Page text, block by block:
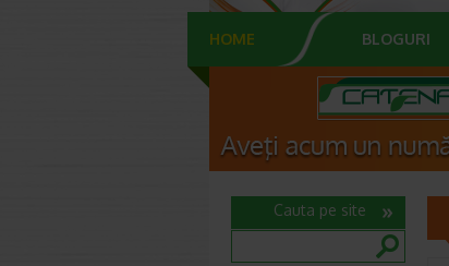
HOME BLOGURI
Cauta pe site